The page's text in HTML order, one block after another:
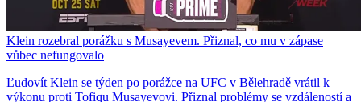
Klein rozebral porážku s Musayevem. Přiznal, co mu v zápase
vůbec nefungovalo
Ľudovít Klein se týden po porážce na UFC v Bělehradě vrátil k
výkonu proti Tofiqu Musayevovi. Přiznal problémy se vzdáleností a